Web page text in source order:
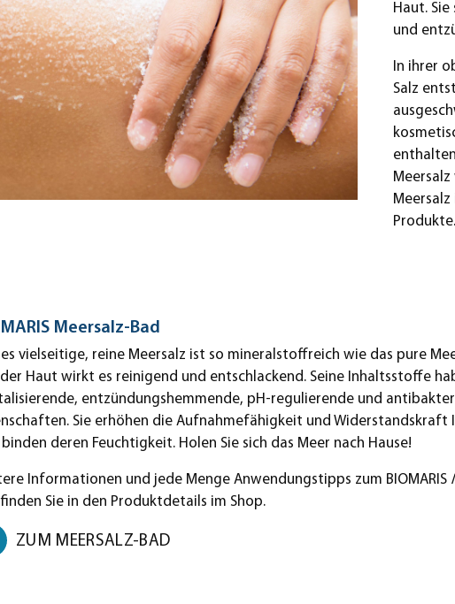
Haut.
und
In ihrer
Salz
Produkte.
Meersalz-Bad
vielseitige, reine Meersalz ist so mineralstoffreich wie das pure
Haut wirkt es reinigend und entschlackend. Seine Inhaltsstoffe
entzündungshemmende, pH-regulierende und
Sie erhöhen die Aufnahmefähigkeit und Widerstandskraft
deren Feuchtigkeit. Holen Sie sich das Meer nach Hause!
Informationen und jede Menge Anwendungstipps zum BIOMARIS
Sie in den Produktdetails im Shop.
ZUM MEERSALZ-BAD